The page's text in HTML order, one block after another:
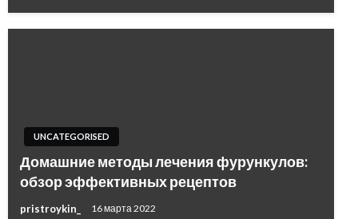
UNCATEGORISED
Домашние методы лечения фурункулов:
обзор эффективных рецептов
pristroykin_ 16 марта 2022